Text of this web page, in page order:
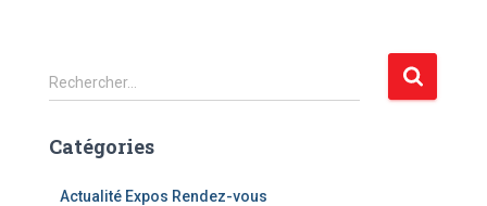
R
e
h
Rechercher…
Catégories
Actualité Expos Rendez-vous